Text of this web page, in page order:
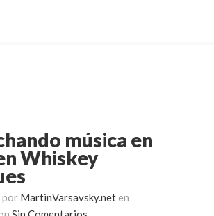
música en
Whiskey
por MartinVarsavsky.net en